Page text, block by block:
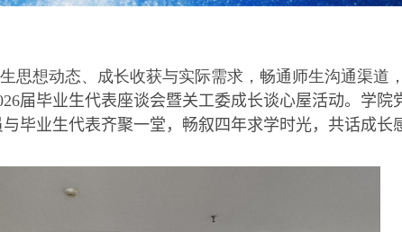
思想动态、成长收获与实际需求，畅通师生沟通渠道
届毕业生代表座谈会暨关工委成长谈心屋活动。学院
与毕业生代表齐聚一堂，畅叙四年求学时光，共话成长